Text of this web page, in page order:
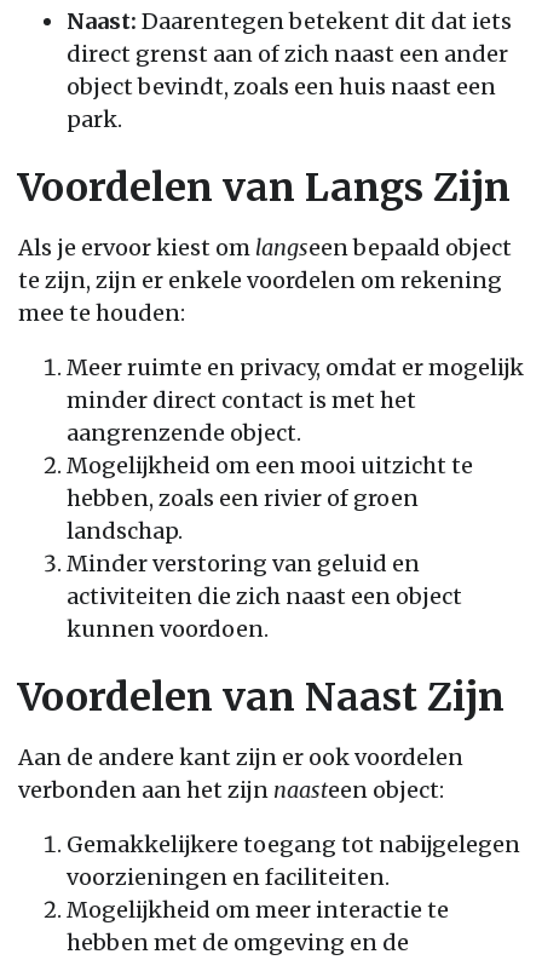
Naast: Daarentegen betekent dit dat iets
direct grenst aan of zich naast een ander
object bevindt, zoals een huis naast een
park.
Voordelen van Langs Zijn
Als je ervoor kiest om langseen bepaald object
te zijn, zijn er enkele voordelen om rekening
mee te houden:
Meer ruimte en privacy, omdat er mogelijk
minder direct contact is met het
aangrenzende object.
Mogelijkheid om een mooi uitzicht te
hebben, zoals een rivier of groen
landschap.
Minder verstoring van geluid en
activiteiten die zich naast een object
kunnen voordoen.
Voordelen van Naast Zijn
Aan de andere kant zijn er ook voordelen
verbonden aan het zijn naasteen object:
Gemakkelijkere toegang tot nabijgelegen
voorzieningen en faciliteiten.
Mogelijkheid om meer interactie te
hebben met de omgeving en de